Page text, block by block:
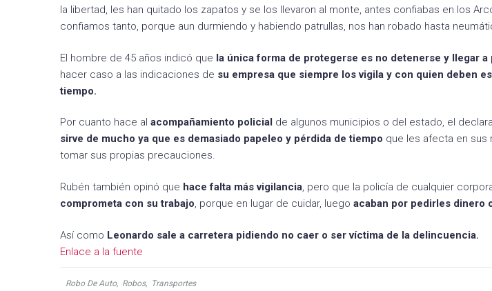
la libertad, les han quitado los zapatos y se los llevaron al monte, antes confiabas en los
confiamos tanto, porque aun durmiendo y habiendo patrullas, nos han robado hasta
El hombre de 45 años indicó que la única forma de protegerse es no detenerse y llegar a
hacer caso a las indicaciones de su empresa que siempre los vigila y con quien deben
tiempo.
Por cuanto hace al acompañamiento policial de algunos municipios o del estado, el
sirve de mucho ya que es demasiado papeleo y pérdida de tiempo que les afecta en sus
tomar sus propias precauciones.
Rubén también opinó que hace falta más vigilancia, pero que la policía de cualquier
comprometa con su trabajo, porque en lugar de cuidar, luego acaban por pedirles dinero
Así como Leonardo sale a carretera pidiendo no caer o ser víctima de la delincuencia.
Enlace a la fuente
Robo De Auto, Robos, Transportes